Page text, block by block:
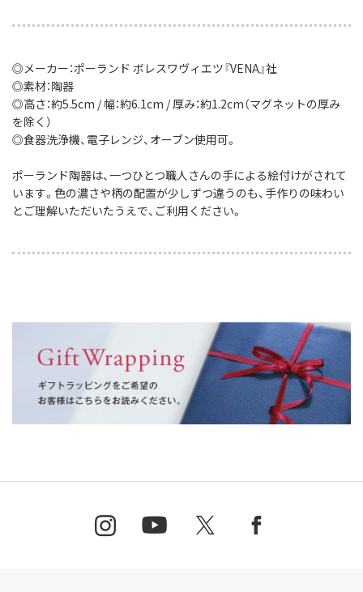
◎メーカー：ポーランド ボレスワヴィエツ『VENA』社
◎素材：陶器
◎高さ：約5.5cm / 幅：約6.1cm / 厚み：約1.2cm（マグネットの厚み
を除く）
◎食器洗浄機、電子レンジ、オーブン使用可。
ポーランド陶器は、一つひとつ職人さんの手による絵付けがされて
います。色の濃さや柄の配置が少しずつ違うのも、手作りの味わい
とご理解いただいたうえで、ご利用ください。